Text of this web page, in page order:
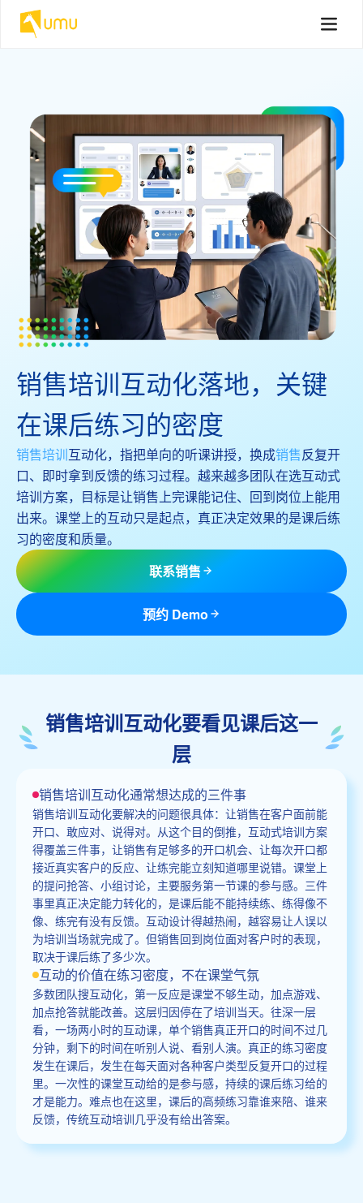
销售培训互动化落地，关键
在课后练习的密度
销售培训互动化，指把单向的听课讲授，换成销售反复开
口、即时拿到反馈的练习过程。越来越多团队在选互动式
培训方案，目标是让销售上完课能记住、回到岗位上能用
出来。课堂上的互动只是起点，真正决定效果的是课后练
习的密度和质量。
联系销售
预约 Demo
销售培训互动化要看见课后这一
层
销售培训互动化通常想达成的三件事
销售培训互动化要解决的问题很具体：让销售在客户面前能
开口、敢应对、说得对。从这个目的倒推，互动式培训方案
得覆盖三件事，让销售有足够多的开口机会、让每次开口都
接近真实客户的反应、让练完能立刻知道哪里说错。课堂上
的提问抢答、小组讨论，主要服务第一节课的参与感。三件
事里真正决定能力转化的，是课后能不能持续练、练得像不
像、练完有没有反馈。互动设计得越热闹，越容易让人误以
为培训当场就完成了。但销售回到岗位面对客户时的表现，
取决于课后练了多少次。
互动的价值在练习密度，不在课堂气氛
多数团队搜互动化，第一反应是课堂不够生动，加点游戏、
加点抢答就能改善。这层归因停在了培训当天。往深一层
看，一场两小时的互动课，单个销售真正开口的时间不过几
分钟，剩下的时间在听别人说、看别人演。真正的练习密度
发生在课后，发生在每天面对各种客户类型反复开口的过程
里。一次性的课堂互动给的是参与感，持续的课后练习给的
才是能力。难点也在这里，课后的高频练习靠谁来陪、谁来
反馈，传统互动培训几乎没有给出答案。